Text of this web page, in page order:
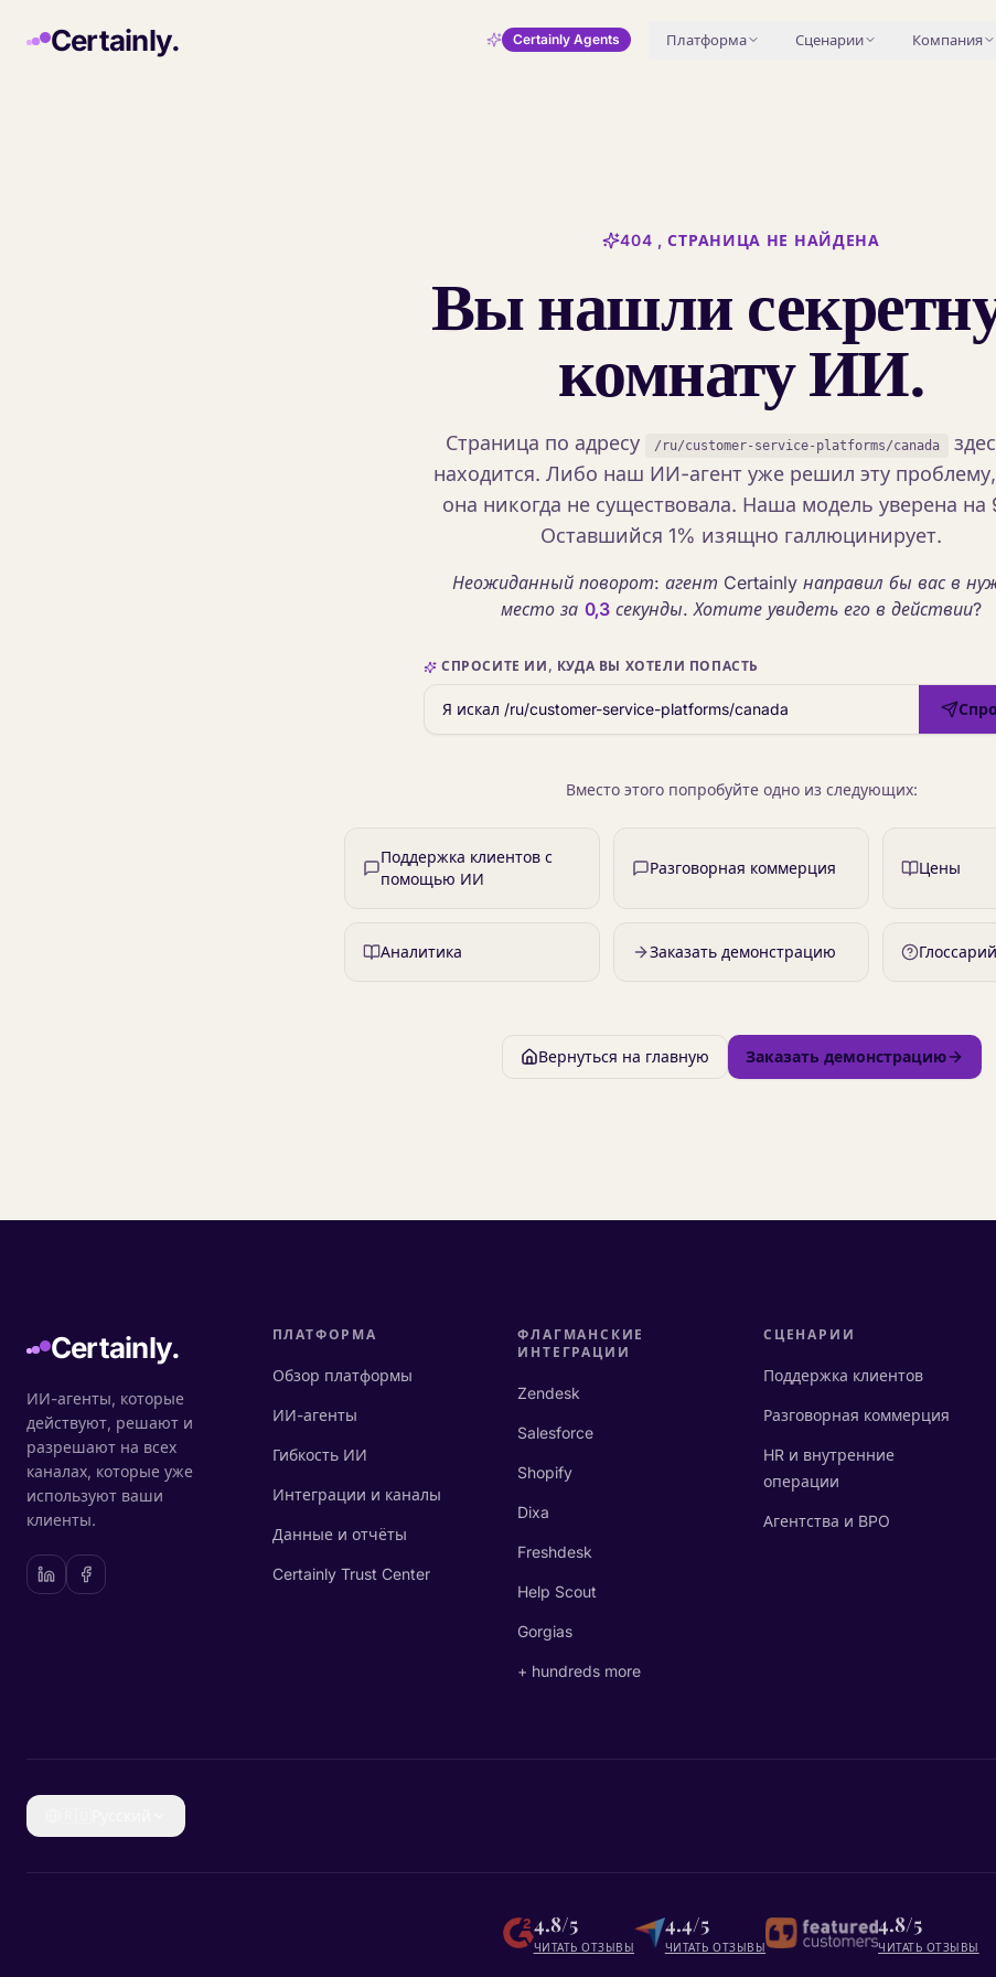
Certainly. Certainly Agents Платформа Сценарии Компания
404 , СТРАНИЦА НЕ НАЙДЕНА
Вы нашли
комнату ИИ.
Страница по адресу /ru/customer-service-platforms/canada
находится. Либо наш ИИ-агент уже решил эту
она никогда не существовала. Наша модель уверена на
Оставшийся 1% изящно галлюцинирует.
Неожиданный поворот: агент Certainly направил бы вас в
место за 0,3 секунды. Хотите увидеть его в действии?
СПРОСИТЕ ИИ, КУДА ВЫ ХОТЕЛИ ПОПАСТЬ
Вместо этого попробуйте одно из следующих:
Поддержка клиентов с
помощью ИИ
Разговорная коммерция Цены
Аналитика Заказать демонстрацию
Вернуться на главную Заказать демонстрацию
Certainly.
ИИ-агенты, которые
действуют, решают и
разрешают на всех
каналах, которые уже
используют ваши
клиенты.
ПЛАТФОРМА
Обзор платформы
ИИ-агенты
Гибкость ИИ
Интеграции и каналы
Данные и отчёты
Certainly Trust Center
ФЛАГМАНСКИЕ
ИНТЕГРАЦИИ
Zendesk
Salesforce
Shopify
Dixa
Freshdesk
Help Scout
Gorgias
+ hundreds more
СЦЕНАРИИ
Поддержка клиентов
Разговорная коммерция
HR и внутренние
операции
Агентства и BPO
4.8/5
ЧИТАТЬ ОТЗЫВЫ
4.4/5
ЧИТАТЬ ОТЗЫВЫ
4.8/5
ЧИТАТЬ ОТЗЫВЫ